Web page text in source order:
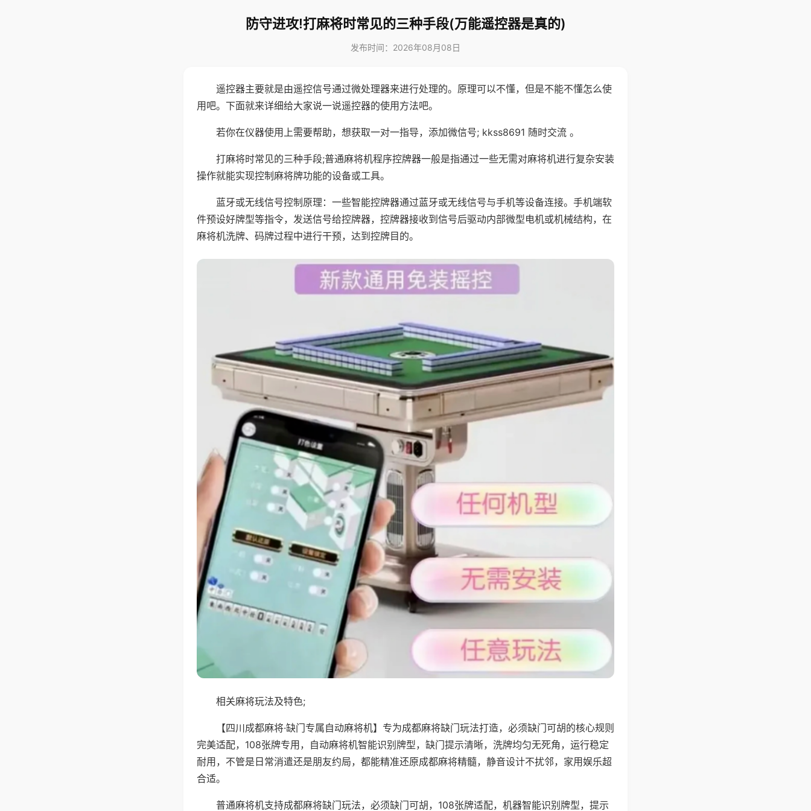
防守进攻!打麻将时常见的三种手段(万能遥控器是真的)
发布时间：2026年08月08日
遥控器主要就是由遥控信号通过微处理器来进行处理的。原理可以不懂，但是不能不懂怎么使
用吧。下面就来详细给大家说一说遥控器的使用方法吧。
若你在仪器使用上需要帮助，想获取一对一指导，添加微信号; kkss8691 随时交流 。
打麻将时常见的三种手段;普通麻将机程序控牌器一般是指通过一些无需对麻将机进行复杂安装
操作就能实现控制麻将牌功能的设备或工具。
蓝牙或无线信号控制原理：一些智能控牌器通过蓝牙或无线信号与手机等设备连接。手机端软
件预设好牌型等指令，发送信号给控牌器，控牌器接收到信号后驱动内部微型电机或机械结构，在
麻将机洗牌、码牌过程中进行干预，达到控牌目的。
相关麻将玩法及特色;
【四川成都麻将·缺门专属自动麻将机】专为成都麻将缺门玩法打造，必须缺门可胡的核心规则
完美适配，108张牌专用，自动麻将机智能识别牌型，缺门提示清晰，洗牌均匀无死角，运行稳定
耐用，不管是日常消遣还是朋友约局，都能精准还原成都麻将精髓，静音设计不扰邻，家用娱乐超
合适。
普通麻将机支持成都麻将缺门玩法，必须缺门可胡，108张牌适配，机器智能识别牌型，提示